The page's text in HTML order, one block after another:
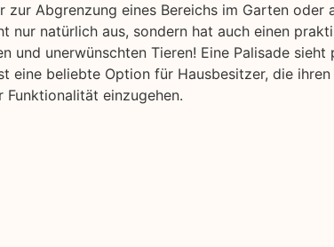
Abgrenzung eines Bereichs im Garten oder
nur natürlich aus, sondern hat auch einen
und unerwünschten Tieren! Eine Palisade sieht
eine beliebte Option für Hausbesitzer, die ihren
einzugehen.